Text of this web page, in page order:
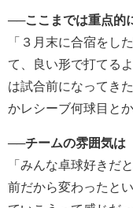
──ここまでは重点的
「３月末に合宿をし
て、良い形で打てる
は試合前になってき
かレシーブ何球目と
──チームの雰囲気は
「みんな卓球好きだ
前だから変わったと